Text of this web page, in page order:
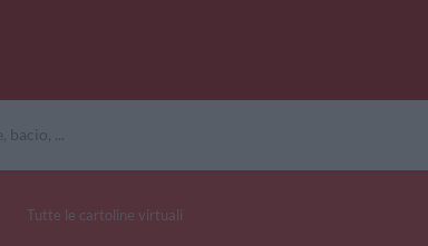
Tutte le cartoline virtuali